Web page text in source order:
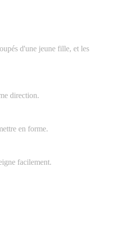
d'une jeune fille, et les
direction.
en forme.
facilement.